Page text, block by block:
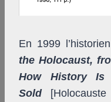
En 1999
the Holocaust,
How History Is
Sold